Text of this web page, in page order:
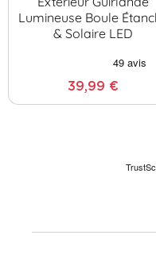
Lumineuse Boule
& Solaire LED
39,99 €